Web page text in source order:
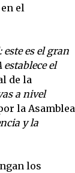
el
es el gran
el
de la
a nivel
la Asamblea
y la
los